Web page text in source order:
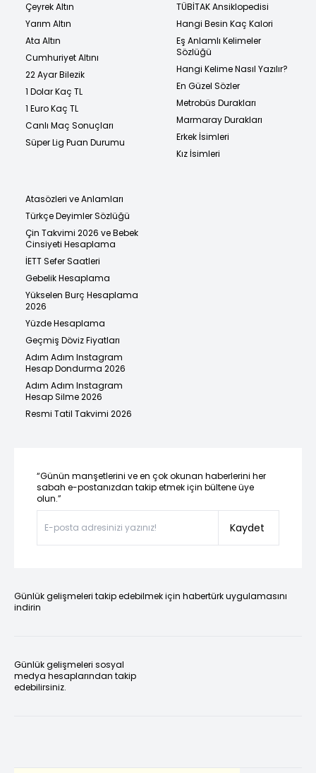
Çeyrek Altın
Yarım Altın
Ata Altın
Cumhuriyet Altını
22 Ayar Bilezik
1 Dolar Kaç TL
1 Euro Kaç TL
Canlı Maç Sonuçları
Süper Lig Puan Durumu
TÜBİTAK Ansiklopedisi
Hangi Besin Kaç Kalori
Eş Anlamlı Kelimeler
Sözlüğü
Hangi Kelime Nasıl Yazılır?
En Güzel Sözler
Metrobüs Durakları
Marmaray Durakları
Erkek İsimleri
Kız İsimleri
Atasözleri ve Anlamları
Türkçe Deyimler Sözlüğü
Çin Takvimi 2026 ve Bebek
Cinsiyeti Hesaplama
İETT Sefer Saatleri
Gebelik Hesaplama
Yükselen Burç Hesaplama
2026
Yüzde Hesaplama
Geçmiş Döviz Fiyatları
Adım Adım Instagram
Hesap Dondurma 2026
Adım Adım Instagram
Hesap Silme 2026
Resmi Tatil Takvimi 2026
“Günün manşetlerini ve en çok okunan haberlerini her
sabah e-postanızdan takip etmek için bültene üye
olun.”
Kaydet
Günlük gelişmeleri takip edebilmek için habertürk uygulamasını
indirin
Günlük gelişmeleri sosyal
medya hesaplarından takip
edebilirsiniz.